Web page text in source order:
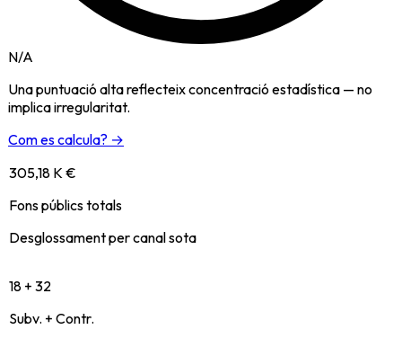
N/A
Una puntuació alta reflecteix concentració estadística — no
implica irregularitat.
Com es calcula? →
305,18 K €
Fons públics totals
Desglossament per canal sota
18 + 32
Subv. + Contr.